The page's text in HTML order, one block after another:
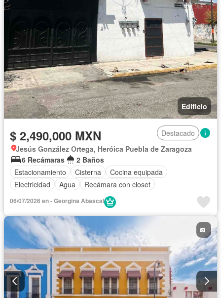
Edificio
$ 2,490,000 MXN
Destacado
Jesús González Ortega, Heróica Puebla de Zaragoza
6 Recámaras
2 Baños
Estacionamiento
Cisterna
Cocina equipada
Electricidad
Agua Recámara con closet
06/07/2026 en - Georgina Abascal